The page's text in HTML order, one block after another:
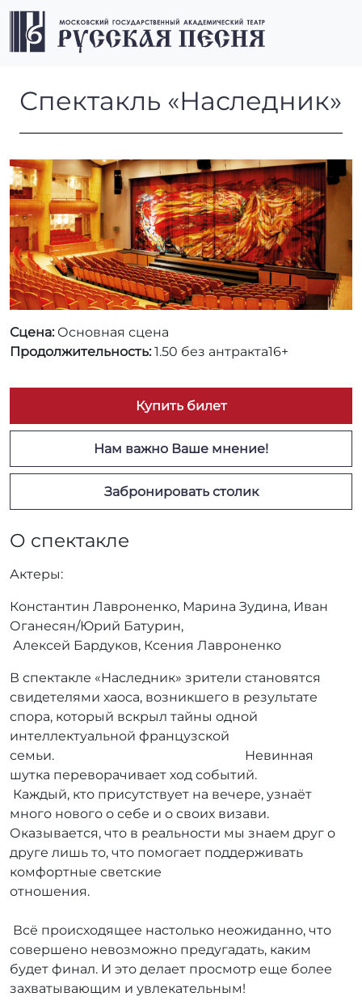
Перейти к содержимому
Перейти к футеру
Спектакль «Наследник»
Спектакль «Наследник»
Сцена:Основная сцена
Продолжительность:1.50 без антракта16+
Купить билет
Нам важно Ваше мнение!
Забронировать столик
О спектакле
Актеры:
Константин Лавроненко, Марина Зудина, Иван
Оганесян/Юрий Батурин,
Алексей Бардуков, Ксения Лавроненко
В спектакле «Наследник» зрители становятся
свидетелями хаоса, возникшего в результате
спора, который вскрыл тайны одной
интеллектуальной французской
семьи. Невинная
шутка переворачивает ход событий.
Каждый, кто присутствует на вечере, узнаёт
много нового о себе и о своих визави.
Оказывается, что в реальности мы знаем друг о
друге лишь то, что помогает поддерживать
комфортные светские
отношения.
Всё происходящее настолько неожиданно, что
совершено невозможно предугадать, каким
будет финал. И это делает просмотр еще более
захватывающим и увлекательным!